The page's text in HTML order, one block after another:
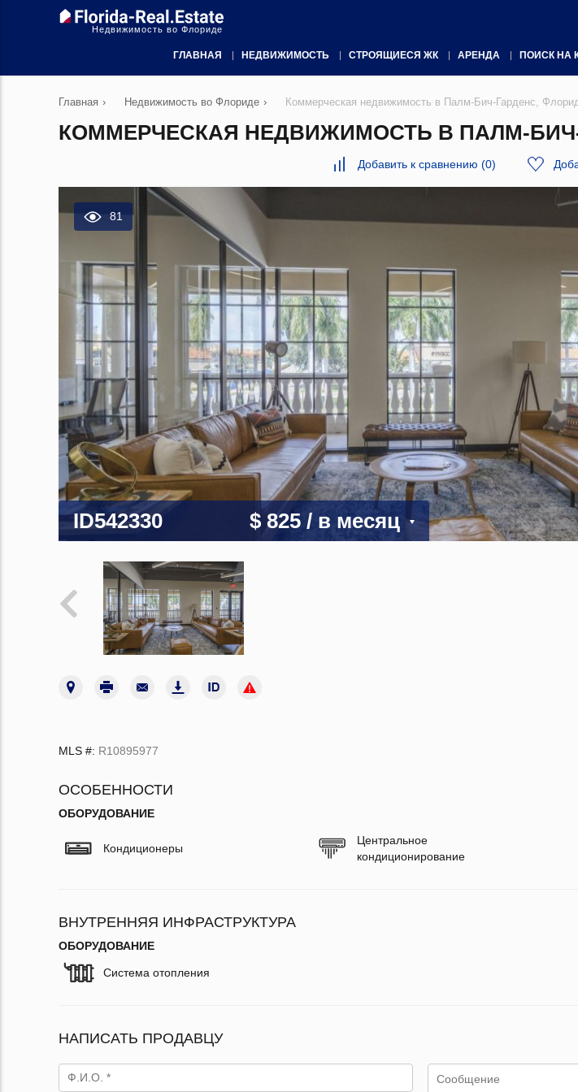
Недвижимость во Флориде
ГЛАВНАЯ НЕДВИЖИМОСТЬ СТРОЯЩИЕСЯ ЖК АРЕНДА ПОИСК НА
Главная › Недвижимость во Флориде › Коммерческая недвижимость в Палм-Бич-Гарденс,
КОММЕРЧЕСКАЯ НЕДВИЖИМОСТЬ В ПАЛМ-
Добавить к сравнению (0)
81
ID542330 $ 825 / в месяц
MLS #: R10895977
ОСОБЕННОСТИ
ОБОРУДОВАНИЕ
Кондиционеры
Центральное
кондиционирование
ВНУТРЕННЯЯ ИНФРАСТРУКТУРА
ОБОРУДОВАНИЕ
Система отопления
НАПИСАТЬ ПРОДАВЦУ